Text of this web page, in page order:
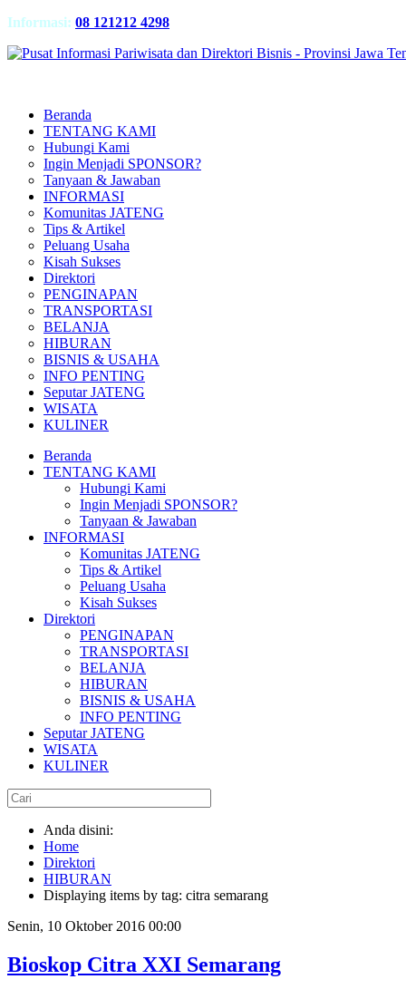
Informasi: 08 121212 4298
Beranda
TENTANG KAMI
Hubungi Kami
Ingin Menjadi SPONSOR?
Tanyaan & Jawaban
INFORMASI
Komunitas JATENG
Tips & Artikel
Peluang Usaha
Kisah Sukses
Direktori
PENGINAPAN
TRANSPORTASI
BELANJA
HIBURAN
BISNIS & USAHA
INFO PENTING
Seputar JATENG
WISATA
KULINER
Beranda
TENTANG KAMI
Hubungi Kami
Ingin Menjadi SPONSOR?
Tanyaan & Jawaban
INFORMASI
Komunitas JATENG
Tips & Artikel
Peluang Usaha
Kisah Sukses
Direktori
PENGINAPAN
TRANSPORTASI
BELANJA
HIBURAN
BISNIS & USAHA
INFO PENTING
Seputar JATENG
WISATA
KULINER
Anda disini:
Home
Direktori
HIBURAN
Displaying items by tag: citra semarang
Senin, 10 Oktober 2016 00:00
Bioskop Citra XXI Semarang